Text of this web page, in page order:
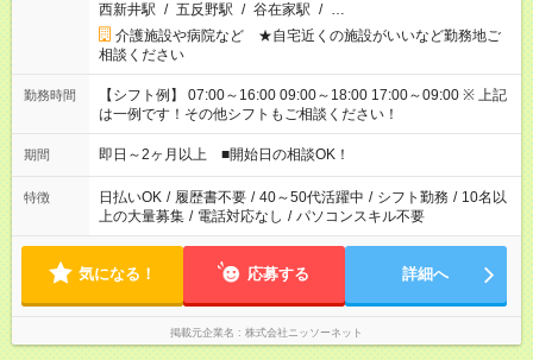
西新井駅 / 五反野駅 / 谷在家駅 / …
介護施設や病院など ★自宅近くの施設がいいなど勤務地ご
相談ください
勤務時間
【シフト例】 07:00～16:00 09:00～18:00 17:00～09:00 ※ 上記
は一例です！その他シフトもご相談ください！
期間 即日～2ヶ月以上 ■開始日の相談OK！
特徴 日払いOK / 履歴書不要 / 40～50代活躍中 / シフト勤務 / 10名以
上の大量募集 / 電話対応なし / パソコンスキル不要
気になる！ 応募する 詳細へ
掲載元企業名 株式会社ニッソーネット